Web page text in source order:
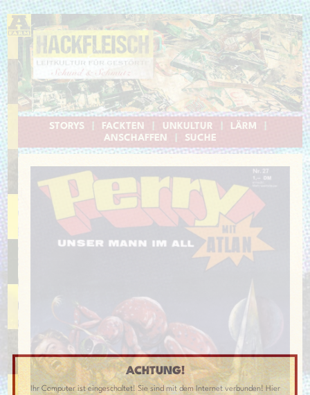
STORYS FACKTEN UNKULTUR LÄRM
ANSCHAFFEN
SUCHE
ACHTUNG!
Ihr Computer ist eingeschaltet! Sie sind mit dem Internet verbunden! Hier